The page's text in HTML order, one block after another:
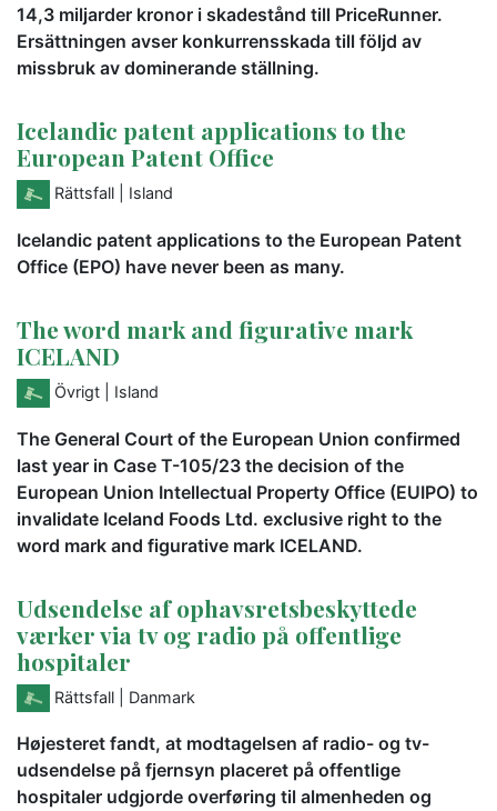
14,3 miljarder kronor i skadestånd till PriceRunner.
Ersättningen avser konkurrensskada till följd av
missbruk av dominerande ställning.
Icelandic patent applications to the
European Patent Office
Rättsfall | Island
Icelandic patent applications to the European Patent
Office (EPO) have never been as many.
The word mark and figurative mark
ICELAND
Övrigt | Island
The General Court of the European Union confirmed
last year in Case T-105/23 the decision of the
European Union Intellectual Property Office (EUIPO) to
invalidate Iceland Foods Ltd. exclusive right to the
word mark and figurative mark ICELAND.
Udsendelse af ophavsretsbeskyttede
værker via tv og radio på offentlige
hospitaler
Rättsfall | Danmark
Højesteret fandt, at modtagelsen af radio- og tv-
udsendelse på fjernsyn placeret på offentlige
hospitaler udgjorde overføring til almenheden og